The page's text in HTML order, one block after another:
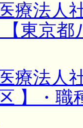
療法
東京
療法人
】・